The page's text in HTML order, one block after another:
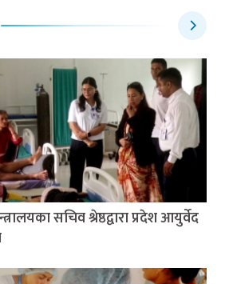
सचिव श्रेष्ठद्वारा प्रदेश आयुर्वेद